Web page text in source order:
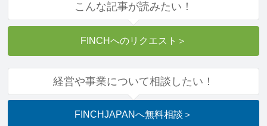
こんな記事が読みたい！
FINCHへのリクエスト ＞
経営や事業について相談したい！
FINCHJAPANへ無料相談 ＞